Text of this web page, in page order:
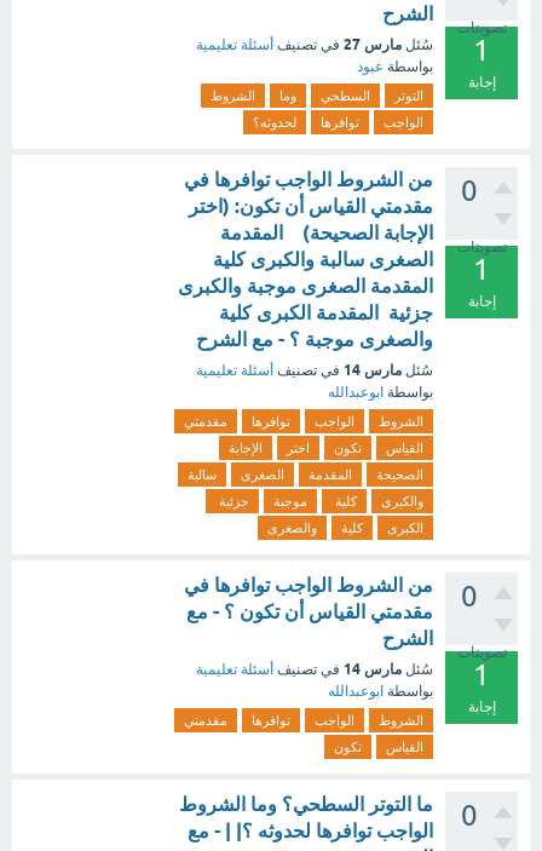
تصويتات
1
إجابة
الشرح
سُئل مارس 27 في تصنيف أسئلة تعليمية
بواسطة عبود
التوتر السطحي وما
الشروط
الواجب
توافرها لحدوثه؟
0
تصويتات
1
إجابة
من الشروط الواجب توافرها في
مقدمتي القياس أن تكون: (اختر
الإجابة الصحيحة) المقدمة
الصغرى سالبة والكبرى كلية
المقدمة الصغرى موجبة والكبرى
جزئية المقدمة الكبرى كلية
والصغرى موجبة ؟ - مع الشرح
سُئل مارس 14 في تصنيف أسئلة تعليمية
بواسطة ابوعبدالله
الشروط الواجب توافرها
مقدمتي
القياس
تكون اختر
الإجابة
الصحيحة
المقدمة الصغرى
سالبة
والكبرى
كلية موجبة
جزئية
الكبرى
كلية والصغرى
0
تصويتات
1
إجابة
من الشروط الواجب توافرها في
مقدمتي القياس أن تكون ؟ - مع
الشرح
سُئل مارس 14 في تصنيف أسئلة تعليمية
بواسطة ابوعبدالله
الشروط الواجب توافرها
مقدمتي
القياس
تكون
0
ما التوتر السطحي؟ وما الشروط
الواجب توافرها لحدوثه ؟| | - مع